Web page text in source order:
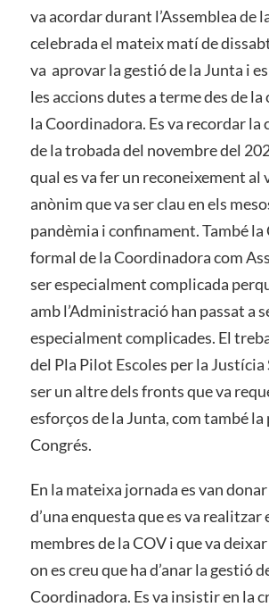
va acordar durant l’Assemblea de
celebrada el mateix matí de
va aprovar la gestió de la Junta i
les accions dutes a terme des de
la Coordinadora. Es va recordar la
de la trobada del novembre del
qual es va fer un reconeixement
anònim que va ser clau en els
pandèmia i confinament. També
formal de la Coordinadora com
ser especialment complicada
amb l’Administració han passat a
especialment complicades. El
del Pla Pilot Escoles per la Justícia
ser un altre dels fronts que va
esforços de la Junta, com també
Congrés.
En la mateixa jornada es van
d’una enquesta que es va realitzar
membres de la COV i que va
on es creu que ha d’anar la gestió
Coordinadora. Es va insistir en la